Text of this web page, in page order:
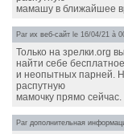
мамашу в ближайшее
Par их веб-сайт le 16/04/21 à
Только на зрелки.org
найти себе
и неопытных парней.
распутную
мамочку прямо сейчас.
Par дополнительная